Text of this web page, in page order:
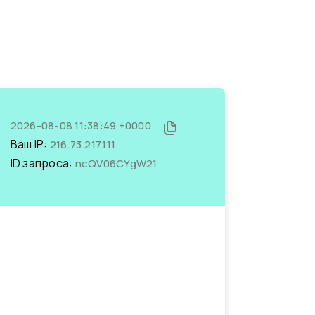
2026-08-08 11:38:49 +0000
Ваш IP: 216.73.217.111
ID запроса: ncQV06CYgW21